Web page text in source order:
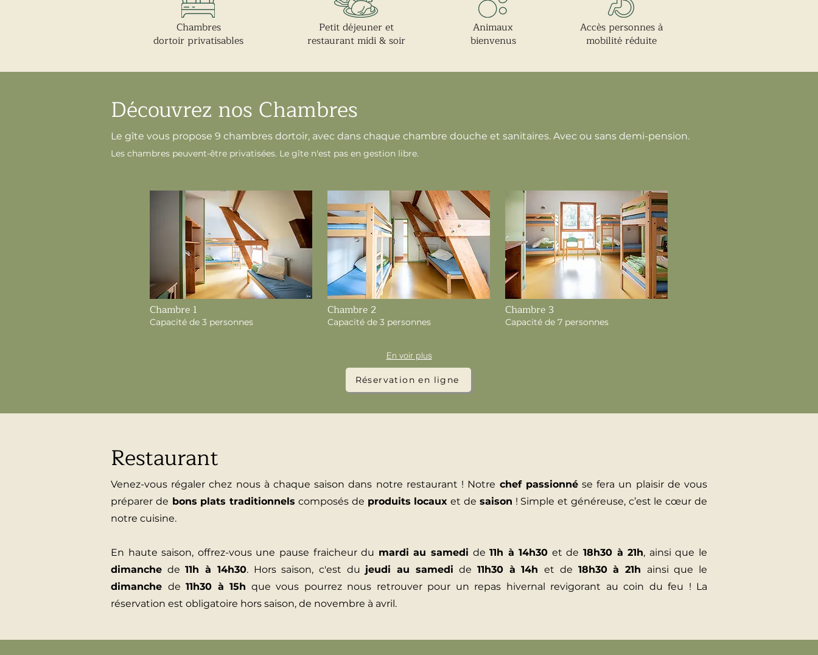
Chambres
dortoir privatisables
Petit déjeuner et
restaurant midi & soir
Animaux
bienvenus
Accès personnes à
mobilité réduite
Découvrez nos Chambres
Le gîte vous propose 9 chambres dortoir, avec dans chaque chambre douche et sanitaires. Avec ou sans demi-pension.
Les chambres peuvent-être privatisées. Le gîte n'est pas en gestion libre.
Chambre 1
Capacité de 3 personnes
Chambre 2
Capacité de 3 personnes
Chambre 3
Capacité de 7 personnes
En voir plus
Réservation en ligne
Restaurant
Venez-vous régaler chez nous à chaque saison dans notre restaurant ! Notre chef passionnése fera un plaisir de vous
préparer de bons plats traditionnels composés de produits locaux et de saison ! Simple et généreuse, c’est le cœur de
notre cuisine.
En haute saison, offrez-vous une pause fraicheur du mardi au samedi de11h à 14h30 et de18h30 à 21h, ainsi que le
dimanche de11h à 14h30. Hors saison, c'est du jeudi au samedide11h30 à 14het de 18h30 à 21h ainsi que le
dimanche de 11h30 à 15h que vous pourrez nous retrouver pour un repas hivernal revigorant au coin du feu ! La
réservation est obligatoire hors saison, de novembre à avril.